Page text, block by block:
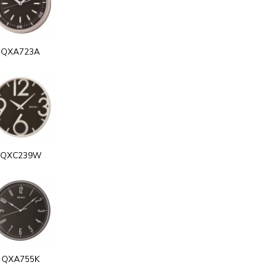
QXA723A
QXC239W
QXA755K